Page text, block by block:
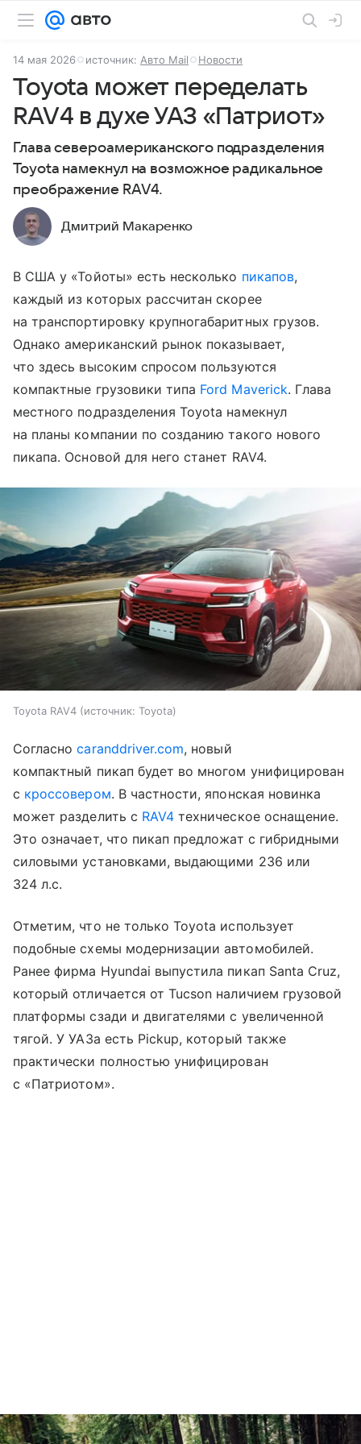
14 мая 2026 источник: Авто Mail Новости
Toyota может переделать
RAV4 в духе УАЗ «Патриот»
Глава североамериканского подразделения
Toyota намекнул на возможное радикальное
преображение RAV4.
Дмитрий Макаренко
В США у «Тойоты» есть несколько пикапов,
каждый из которых рассчитан скорее
на транспортировку крупногабаритных грузов.
Однако американский рынок показывает,
что здесь высоким спросом пользуются
компактные грузовики типа Ford Maverick. Глава
местного подразделения Toyota намекнул
на планы компании по созданию такого нового
пикапа. Основой для него станет RAV4.
Toyota RAV4 источник: Toyota
Согласноcaranddriver.com, новый
компактный пикап будет во многом унифицирован
с кроссовером. В частности, японская новинка
может разделить с RAV4 техническое оснащение.
Это означает, что пикап предложат с гибридными
силовыми установками, выдающими 236 или
324 л.с.
Отметим, что не только Toyota использует
подобные схемы модернизации автомобилей.
Ранее фирма Hyundai выпустила пикап Santa Cruz,
который отличается от Tucson наличием грузовой
платформы сзади и двигателями с увеличенной
тягой. У УАЗа есть Pickup, который также
практически полностью унифицирован
с «Патриотом».